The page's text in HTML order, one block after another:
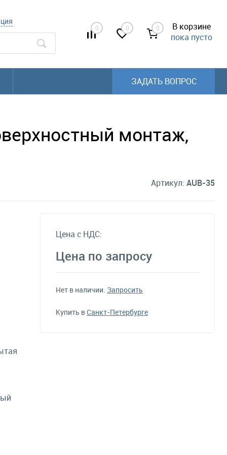
0 0 0
В корзине
пока пусто
ЗАДАТЬ ВОПРОС
монтаж,
Артикул: AUB-35
Цена с НДС:
Цена по запросу
Нет в наличии. Запросить
Купить вСанкт-Петербурге